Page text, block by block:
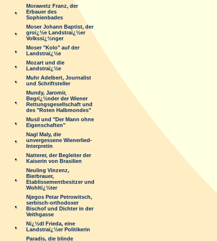
Morawetz Franz, der
Erbauer des
Sophienbades
Moser Johann Baptist, der
groï¿½e Landstraï¿½er
Volkssï¿½nger
Moser "Kolo" auf der
Landstraï¿½e
Mozart und die
Landstraï¿½e
Muhr Adelbert, Journalist
und Schriftsteller
Mundy, Jaromir,
Begrï¿½nder der Wiener
Rettungsgesellschaft und
des "Roten Halbmondes"
Musil und "Der Mann ohne
Eigenschaften"
Nagl Maly, die
unvergessene Wienerlied-
Interpretin
Natterer, der Begleiter der
Kaiserin von Brasilien
Neuling Vinzenz,
Bierbrauer,
Etablissementbesitzer und
Wohltï¿½ter
Njegos Petar Petrowitsch,
serbisch-orthodoxer
Bischof und Dichter in der
Veithgasse
Nï¿½dl Frieda, eine
Landstraï¿½er Politikerin
Paradis, die blinde